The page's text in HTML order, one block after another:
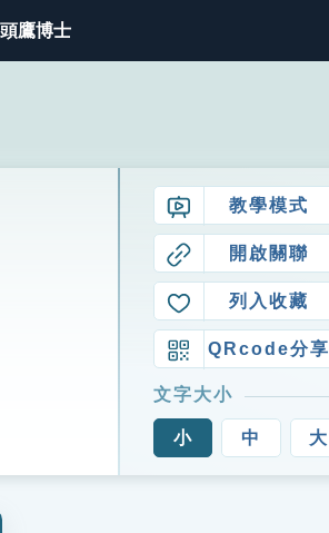
鷹博士
教學模式
開啟關聯
列入收藏
QRcode分享
文字大小
小 中 大